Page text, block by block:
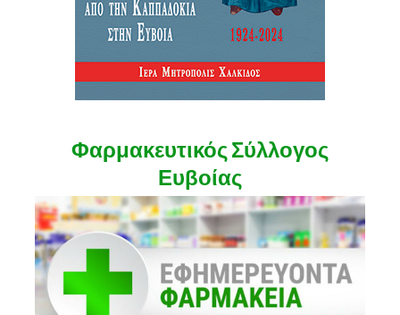
Φαρμακευτικός Σύλλογος
Ευβοίας